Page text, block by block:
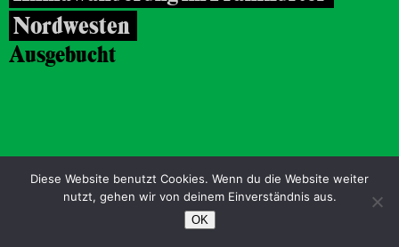
Nordwesten
Ausgebucht
Diese Website benutzt Cookies. Wenn du die Website weiter
nutzt, gehen wir von deinem Einverständnis aus.
OK